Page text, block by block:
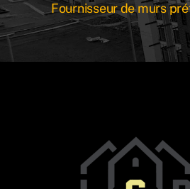
Fournisseur de murs